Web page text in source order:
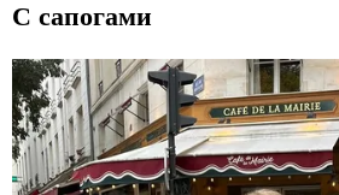
С сапогами